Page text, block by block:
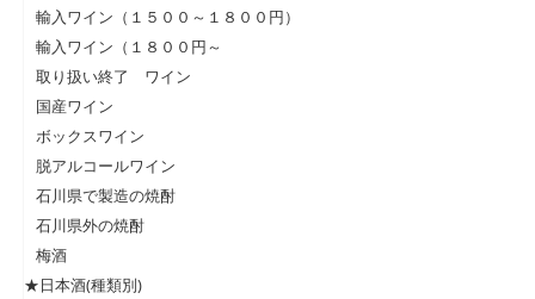
輸入ワイン（１５００～１８００円）
輸入ワイン（１８００円～
取り扱い終了 ワイン
国産ワイン
ボックスワイン
脱アルコールワイン
石川県で製造の焼酎
石川県外の焼酎
梅酒
★日本酒(種類別)